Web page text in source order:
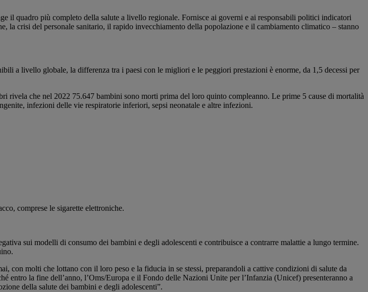
il quadro più completo della salute a livello regionale. Fornisce ai governi e ai responsabili politici indicatori
crisi del personale sanitario, il rapido invecchiamento della popolazione e il cambiamento climatico – stanno
a livello globale, la differenza tra i paesi con le migliori e le peggiori prestazioni è enorme, da 1,5 decessi per
rivela che nel 2022 75.647 bambini sono morti prima del loro quinto compleanno. Le prime 5 cause di mortalità
infezioni delle vie respiratorie inferiori, sepsi neonatale e altre infezioni.
comprese le sigarette elettroniche.
sui modelli di consumo dei bambini e degli adolescenti e contribuisce a contrarre malattie a lungo termine.
con molti che lottano con il loro peso e la fiducia in se stessi, preparandoli a cattive condizioni di salute da
entro la fine dell’anno, l’Oms/Europa e il Fondo delle Nazioni Unite per l’Infanzia (Unicef) presenteranno a
della salute dei bambini e degli adolescenti”.